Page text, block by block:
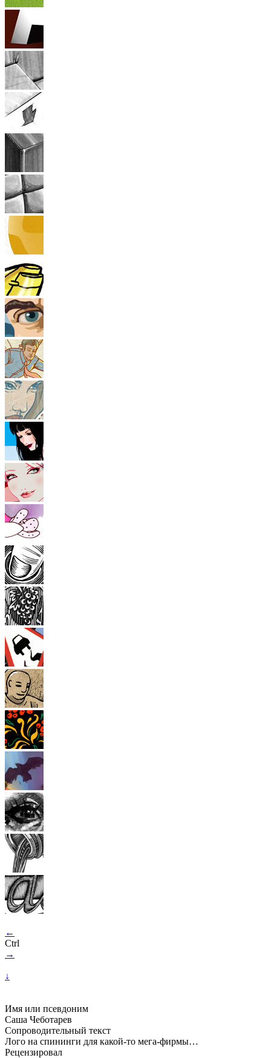
←
Ctrl
→
↓
Имя или псевдоним
Саша Чеботарев
Сопроводительный текст
Лого на спининги для какой-то мега-фирмы…
Рецензировал